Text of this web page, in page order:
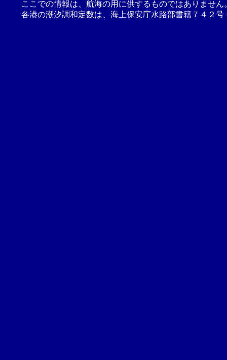
ここでの情報は、航海の用に供するものではありませ
各港の潮汐調和定数は、海上保安庁水路部書籍７４２